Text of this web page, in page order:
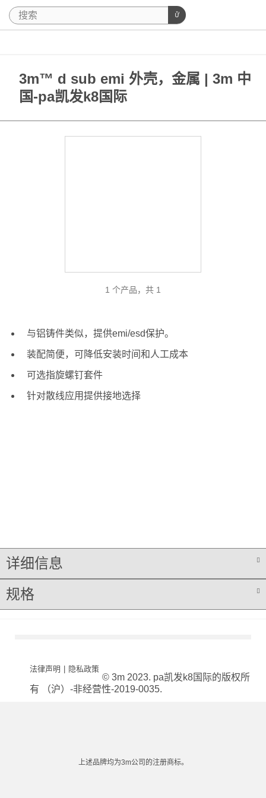
3m™ d sub emi 外壳，金属 | 3m 中
国-pa凯发k8国际
1 个产品，共 1
与铝铸件类似，提供emi/esd保护。
装配简便，可降低安装时间和人工成本
可选指旋螺钉套件
针对散线应用提供接地选择
详细信息
规格
法律声明 | 隐私政策
© 3m 2023. pa凯发k8国际的版权所
有 （沪）-非经营性-2019-0035.
上述品牌均为3m公司的注册商标。